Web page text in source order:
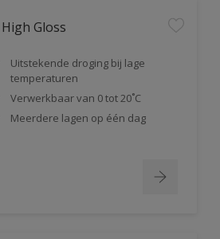
Gloss
Uitstekende droging bij lage
temperaturen
Verwerkbaar van 0 tot 20˚C
Meerdere lagen op één dag